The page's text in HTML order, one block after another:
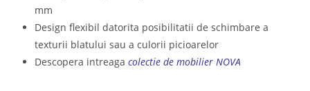
mm
Design flexibil datorita posibilitatii de schimbare a
texturii blatului sau a culorii picioarelor
Descopera intreaga colectie de mobilier NOVA